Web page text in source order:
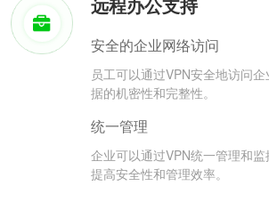
安全的企业网络访问
员工可以通过VPN安全地访问
据的机密性和完整性。
统一管理
企业可以通过VPN统一管理和监
提高安全性和管理效率。